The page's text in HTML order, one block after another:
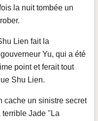
la nuit tombée un
Lien fait la
Yu, qui a été
point et ferait tout
Shu Lien.
cache un sinistre secret
Jade "La